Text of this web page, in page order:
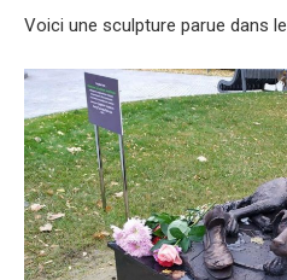
Voici une sculpture parue dans